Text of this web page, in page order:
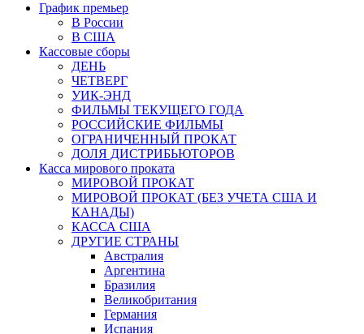
График премьер
В России
В США
Кассовые сборы
ДЕНЬ
ЧЕТВЕРГ
УИК-ЭНД
ФИЛЬМЫ ТЕКУЩЕГО ГОДА
РОССИЙСКИЕ ФИЛЬМЫ
ОГРАНИЧЕННЫЙ ПРОКАТ
ДОЛЯ ДИСТРИБЬЮТОРОВ
Касса мирового проката
МИРОВОЙ ПРОКАТ
МИРОВОЙ ПРОКАТ (БЕЗ УЧЕТА США И
КАНАДЫ)
КАССА США
ДРУГИЕ СТРАНЫ
Австралия
Аргентина
Бразилия
Великобритания
Германия
Испания